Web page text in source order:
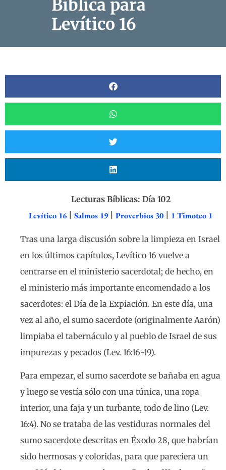
Bíblica para
Levítico 16
Lecturas Bíblicas: Día 102
Levítico 16 Salmos 19| Proverbios 30 1 Timoteo 1
Tras una larga discusión sobre la limpieza en Israel
en los últimos capítulos, Levítico 16 vuelve a
centrarse en el ministerio sacerdotal; de hecho, en
el ministerio más importante encomendado a los
sacerdotes: el Día de la Expiación. En este día, una
vez al año, el sumo sacerdote (originalmente Aarón)
limpiaba el tabernáculo y al pueblo de Israel de sus
impurezas y pecados (Lev. 16:16-19).
Para empezar, el sumo sacerdote se bañaba en agua
y luego se vestía sólo con una túnica, una ropa
interior, una faja y un turbante, todo de lino (Lev.
16:4). No se trataba de las vestiduras normales del
sumo sacerdote descritas en Éxodo 28, que habrían
sido hermosas y coloridas, para que pareciera un